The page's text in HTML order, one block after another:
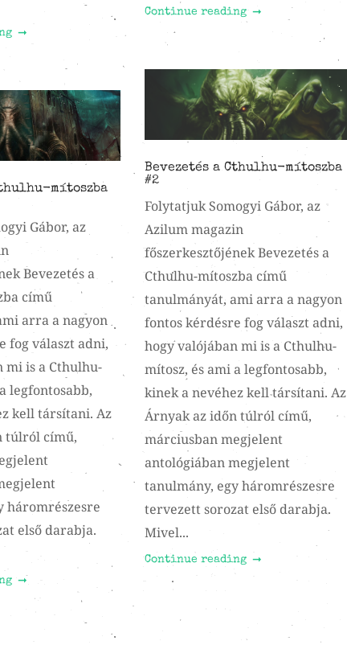
Continue reading
mítoszba
Gábor, az
Bevezetés a
című
arra a nagyon
fog választ adni,
mi is a Cthulhu-
legfontosabb,
kell társítani. Az
túlról című,
háromrészesre
első darabja.
Bevezetés a Cthulhu-mítoszba
#2
Folytatjuk Somogyi Gábor, az
Azilum magazin
főszerkesztőjének Bevezetés a
Cthulhu-mítoszba című
tanulmányát, ami arra a nagyon
fontos kérdésre fog választ adni,
hogy valójában mi is a Cthulhu-
mítosz, és ami a legfontosabb,
kinek a nevéhez kell társítani. Az
Árnyak az időn túlról című,
márciusban megjelent
antológiában megjelent
tanulmány, egy háromrészesre
tervezett sorozat első darabja.
Mivel...
Continue reading